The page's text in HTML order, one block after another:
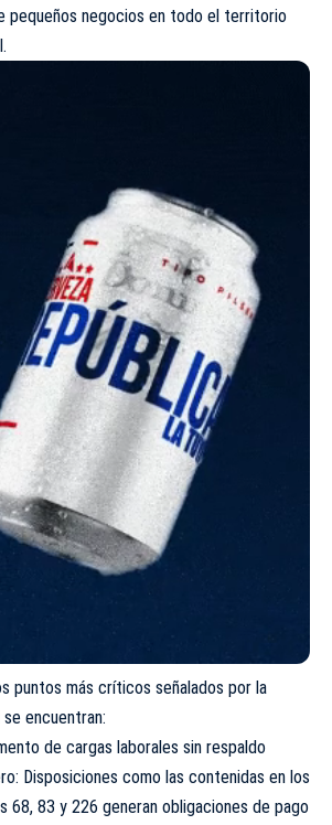
pequeños negocios en todo el territorio
puntos más críticos señalados por la
encuentran:
de cargas laborales sin respaldo
Disposiciones como las contenidas en los
68, 83 y 226 generan obligaciones de pago